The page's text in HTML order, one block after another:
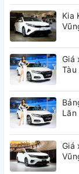
Để đảm bảo chân
mái không kẹt rít
khoét rất tỷ mẩn.
may tặng khách
Kia
Giá
Lăn
Giá